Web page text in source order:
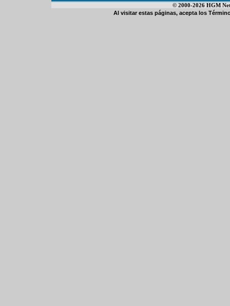
© 2000-2026 HGM
Al visitar estas páginas, acepta los